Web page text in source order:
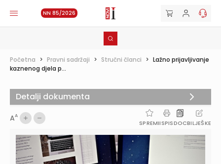
NN 85/2026
Početna > Pravni sadržaji > Stručni članci > Lažno prijavljivanje
kaznenog djela p...
AA
SPREMIISPISDOCBILJEŠKE
Detalji dokumenta